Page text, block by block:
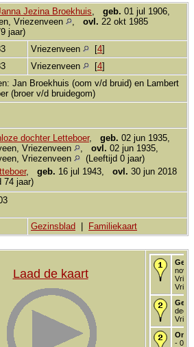
Jezina Broekhuis geb. 01 jul 1906,
Vriezenveen
ovl. 22 okt 1985
jaar)
Vriezenveen [4]
Vriezenveen [4]
Jan Broekhuis (oom v/d bruid) en Lambert
(broer v/d bruidegom)
dochter Letteboer, geb. 02 jun 1935,
Vriezenveen
ovl. 02 jun 1935,
Vriezenveen
(Leeftijd 0 jaar)
, geb. 16 jul 1943, ovl. 30 jun 2018
74 jaar)
Gezinsblad Familiekaart
Laad de kaart
nov
dec
- 07